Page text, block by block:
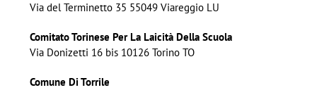
Via del Terminetto 35 55049 Viareggio LU
Comitato Torinese Per La Laicità Della Scuola
Via Donizetti 16 bis 10126 Torino TO
Comune Di Torrile